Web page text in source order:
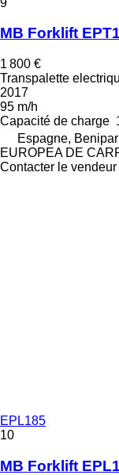
MB Forklift
1 800 €
Transpalette
2017
95 m/h
Capacité de charge
Espagne,
EUROPEA DE
Contacter le vendeur
EPL185
10
MB Forklift